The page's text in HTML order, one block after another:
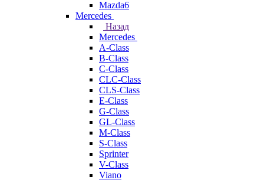
Mazda6
Mercedes
Назад
Mercedes
A-Class
B-Class
C-Class
CLC-Class
CLS-Class
E-Class
G-Class
GL-Class
M-Class
S-Class
Sprinter
V-Class
Viano